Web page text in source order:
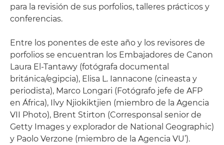
para la revisión de sus porfolios, talleres prácticos y
conferencias.
Entre los ponentes de este año y los revisores de
porfolios se encuentran los Embajadores de Canon
Laura El-Tantawy (fotógrafa documental
británica/egipcia), Elisa L. Iannacone (cineasta y
periodista), Marco Longari (Fotógrafo jefe de AFP
en África), Ilvy Njiokiktjien (miembro de la Agencia
VII Photo), Brent Stirton (Corresponsal senior de
Getty Images y explorador de National Geographic)
y Paolo Verzone (miembro de la Agencia VU’).